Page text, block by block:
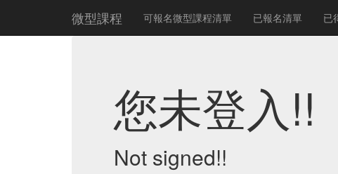
微型課程 可報名微型課程清單 已報名清單 已
您未登入!!
Not signed!!